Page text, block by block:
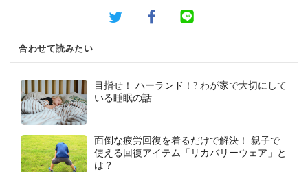
合わせて読みたい
目指せ！ ハーランド！? わが家で大切にして
いる睡眠の話
面倒な疲労回復を着るだけで解決！ 親子で
使える回復アイテム「リカバリーウェア」と
は？